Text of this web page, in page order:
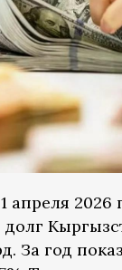
апреля 2026
За год